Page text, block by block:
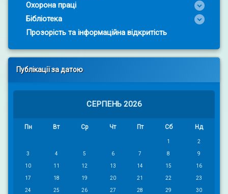
Охорона праці
Бібліотека
Прозорість та інформаційна відкритість
Публікації за датою
СЕРПЕНЬ 2026
Пн Вт Ср Чт Пт Сб Нд
1 2
3 4 5 6 7 8 9
10 11 12 13 14 15 16
17 18 19 20 21 22 23
24 25 26 27 28 29 30